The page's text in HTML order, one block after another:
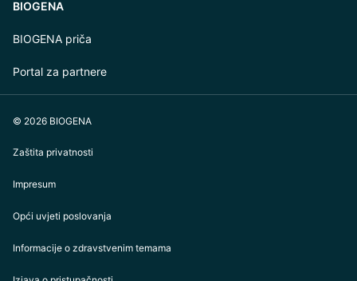
BIOGENA
BIOGENA priča
Portal za partnere
© 2026 BIOGENA
Zaštita privatnosti
Impresum
Opći uvjeti poslovanja
Informacije o zdravstvenim temama